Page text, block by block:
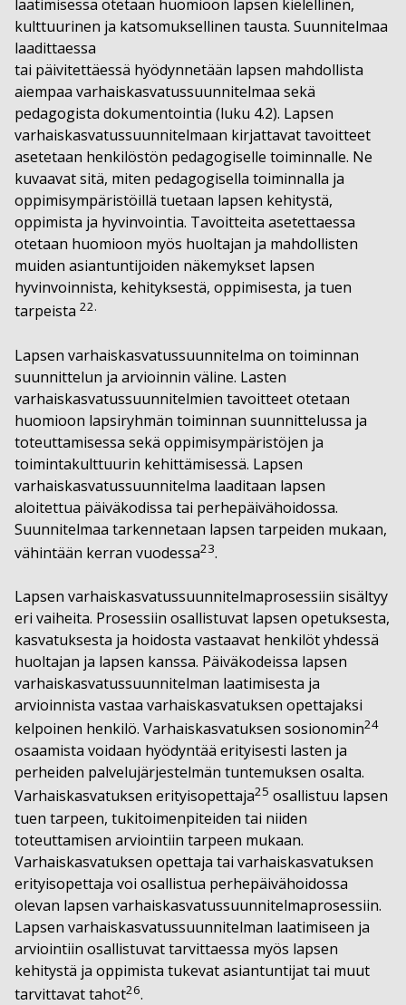
laatimisessa otetaan huomioon lapsen kielellinen,
kulttuurinen ja katsomuksellinen tausta. Suunnitelmaa
laadittaessa
tai päivitettäessä hyödynnetään lapsen mahdollista
aiempaa varhaiskasvatussuunnitelmaa sekä
pedagogista dokumentointia (luku 4.2). Lapsen
varhaiskasvatussuunnitelmaan kirjattavat tavoitteet
asetetaan henkilöstön pedagogiselle toiminnalle. Ne
kuvaavat sitä, miten pedagogisella toiminnalla ja
oppimisympäristöillä tuetaan lapsen kehitystä,
oppimista ja hyvinvointia. Tavoitteita asetettaessa
otetaan huomioon myös huoltajan ja mahdollisten
muiden asiantuntijoiden näkemykset lapsen
hyvinvoinnista, kehityksestä, oppimisesta, ja tuen
tarpeista 22.
Lapsen varhaiskasvatussuunnitelma on toiminnan
suunnittelun ja arvioinnin väline. Lasten
varhaiskasvatussuunnitelmien tavoitteet otetaan
huomioon lapsiryhmän toiminnan suunnittelussa ja
toteuttamisessa sekä oppimisympäristöjen ja
toimintakulttuurin kehittämisessä. Lapsen
varhaiskasvatussuunnitelma laaditaan lapsen
aloitettua päiväkodissa tai perhepäivähoidossa.
Suunnitelmaa tarkennetaan lapsen tarpeiden mukaan,
vähintään kerran vuodessa23.
Lapsen varhaiskasvatussuunnitelmaprosessiin sisältyy
eri vaiheita. Prosessiin osallistuvat lapsen opetuksesta,
kasvatuksesta ja hoidosta vastaavat henkilöt yhdessä
huoltajan ja lapsen kanssa. Päiväkodeissa lapsen
varhaiskasvatussuunnitelman laatimisesta ja
arvioinnista vastaa varhaiskasvatuksen opettajaksi
kelpoinen henkilö. Varhaiskasvatuksen sosionomin24
osaamista voidaan hyödyntää erityisesti lasten ja
perheiden palvelujärjestelmän tuntemuksen osalta.
Varhaiskasvatuksen erityisopettaja25 osallistuu lapsen
tuen tarpeen, tukitoimenpiteiden tai niiden
toteuttamisen arviointiin tarpeen mukaan.
Varhaiskasvatuksen opettaja tai varhaiskasvatuksen
erityisopettaja voi osallistua perhepäivähoidossa
olevan lapsen varhaiskasvatussuunnitelmaprosessiin.
Lapsen varhaiskasvatussuunnitelman laatimiseen ja
arviointiin osallistuvat tarvittaessa myös lapsen
kehitystä ja oppimista tukevat asiantuntijat tai muut
tarvittavat tahot26.